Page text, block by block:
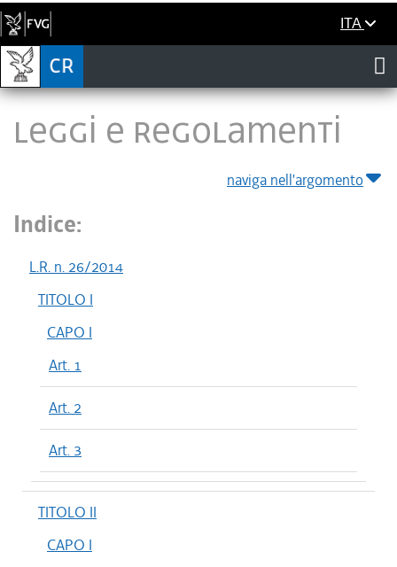
ITA
LEGGI E REGOLAMENTI
naviga nell'argomento
Indice:
L.R. n. 26/2014
TITOLO I
CAPO I
Art. 1
Art. 2
Art. 3
TITOLO II
CAPO I